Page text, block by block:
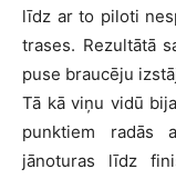
līdz ar to piloti
trases. Rezultātā
puse braucēju
Tā kā viņu vidū
punktiem radās
jānoturas līdz